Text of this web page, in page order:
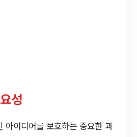
성
아이디어를 보호하는 중요한 과